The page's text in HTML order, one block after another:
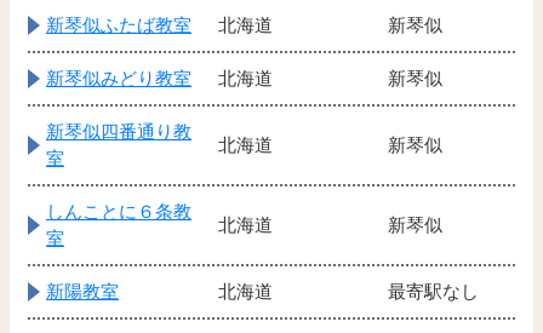
新琴似ふたば教室 北海道 新琴似
新琴似みどり教室 北海道 新琴似
新琴似四番通り教
室
北海道 新琴似
しんことに６条教
室
北海道 新琴似
新陽教室 北海道 最寄駅なし